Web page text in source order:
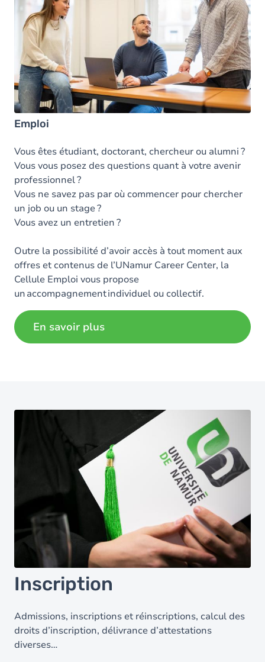
Emploi
Vous êtes étudiant, doctorant, chercheur ou alumni ?
Vous vous posez des questions quant à votre avenir
professionnel ?
Vous ne savez pas par où commencer pour chercher
un job ou un stage ?
Vous avez un entretien ?
Outre la possibilité d’avoir accès à tout moment aux
offres et contenus de l’UNamur Career Center, la
Cellule Emploi vous propose
un accompagnement individuel ou collectif.
En savoir plus
Inscription
Admissions, inscriptions et réinscriptions, calcul des
droits d’inscription, délivrance d’attestations
diverses…